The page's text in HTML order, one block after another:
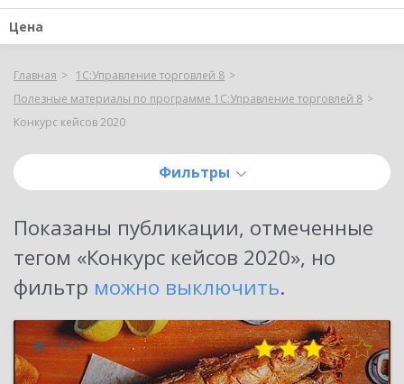
Цена
Главная
1С:Управление торговлей 8
Полезные материалы по программе 1С:Управление торговлей 8
Конкурс кейсов 2020
Фильтры
Показаны публикации, отмеченные
тегом «Конкурс кейсов 2020», но
фильтр можно выключить.
2642